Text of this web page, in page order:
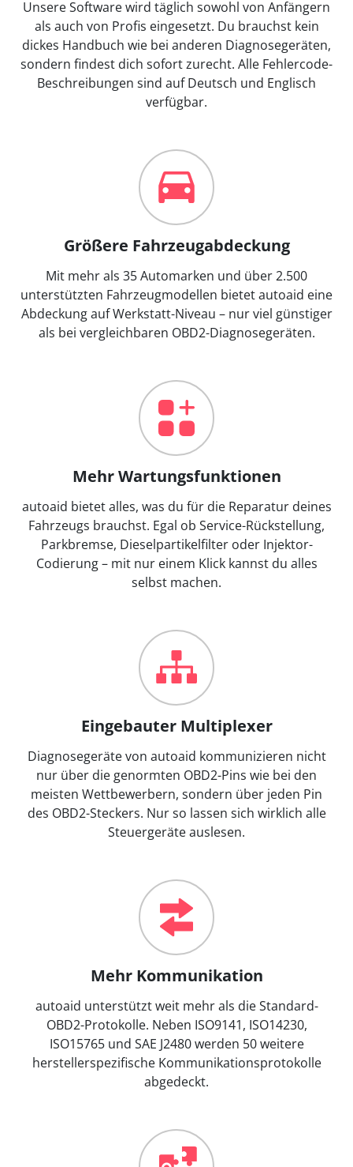
Unsere Software wird täglich sowohl von Anfängern
als auch von Profis eingesetzt. Du brauchst kein
dickes Handbuch wie bei anderen Diagnosegeräten,
sondern findest dich sofort zurecht. Alle Fehlercode-
Beschreibungen sind auf Deutsch und Englisch
verfügbar.
Größere Fahrzeugabdeckung
Mit mehr als 35 Automarken und über 2.500
unterstützten Fahrzeugmodellen bietet autoaid eine
Abdeckung auf Werkstatt-Niveau – nur viel günstiger
als bei vergleichbaren OBD2-Diagnosegeräten.
Mehr Wartungsfunktionen
autoaid bietet alles, was du für die Reparatur deines
Fahrzeugs brauchst. Egal ob Service-Rückstellung,
Parkbremse, Dieselpartikelfilter oder Injektor-
Codierung – mit nur einem Klick kannst du alles
selbst machen.
Eingebauter Multiplexer
Diagnosegeräte von autoaid kommunizieren nicht
nur über die genormten OBD2-Pins wie bei den
meisten Wettbewerbern, sondern über jeden Pin
des OBD2-Steckers. Nur so lassen sich wirklich alle
Steuergeräte auslesen.
Mehr Kommunikation
autoaid unterstützt weit mehr als die Standard-
OBD2-Protokolle. Neben ISO9141, ISO14230,
ISO15765 und SAE J2480 werden 50 weitere
herstellerspezifische Kommunikationsprotokolle
abgedeckt.